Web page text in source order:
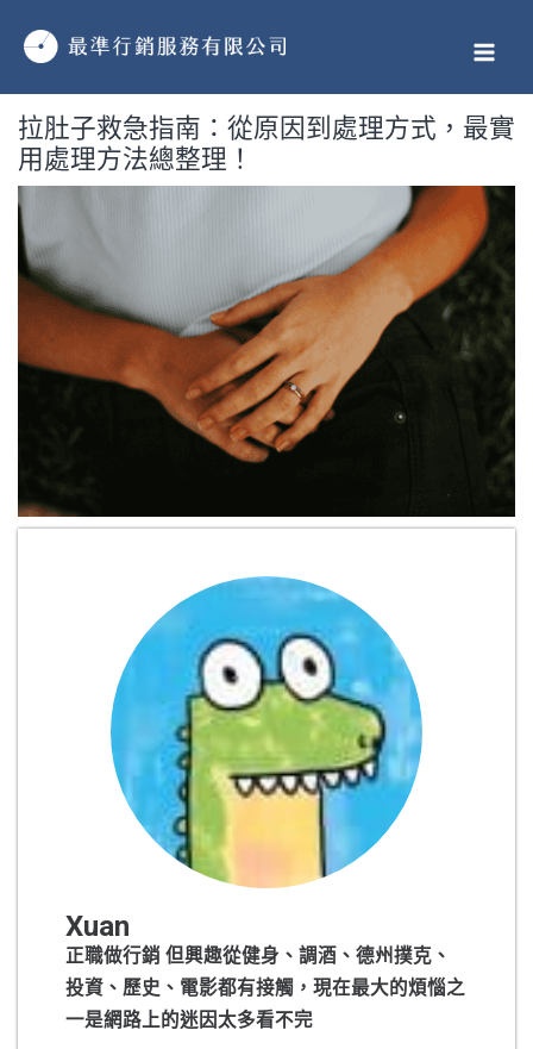
拉肚子救急指南：從原因到處理方式，最實
用處理方法總整理！
Xuan
正職做行銷 但興趣從健身、調酒、德州撲克、
投資、歷史、電影都有接觸，現在最大的煩惱之
一是網路上的迷因太多看不完